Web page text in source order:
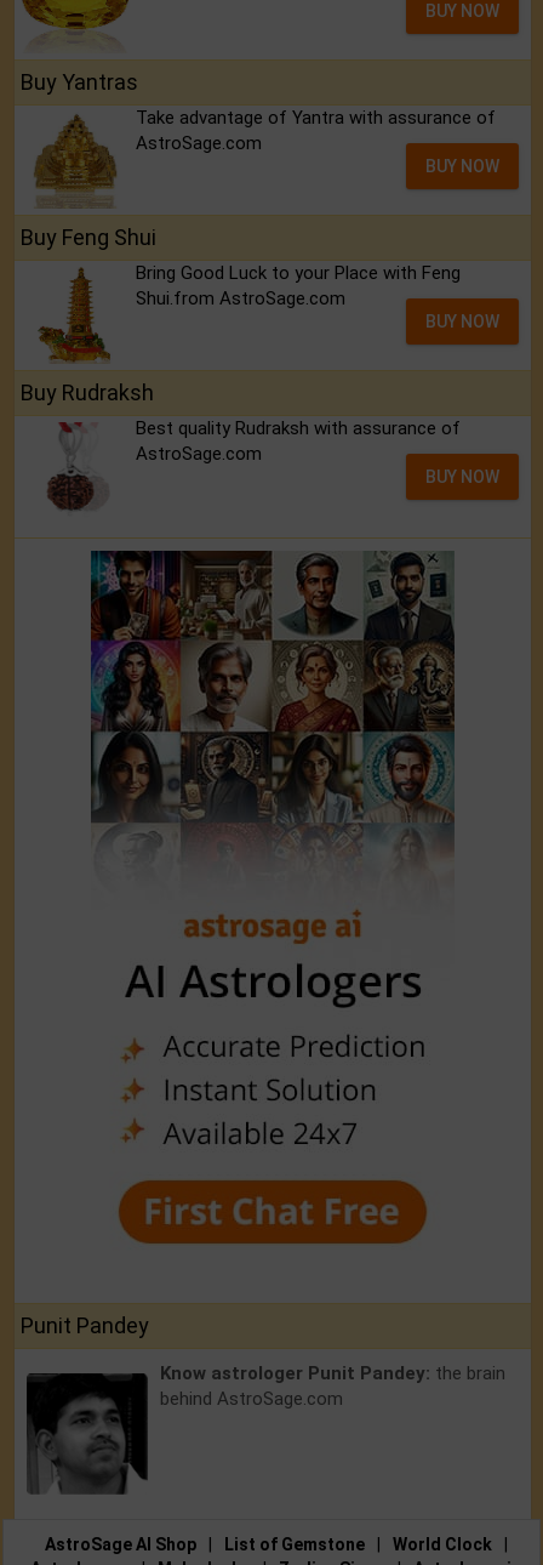
BUY NOW
Buy Yantras
Take advantage of Yantra with assurance of
AstroSage.com
BUY NOW
Buy Feng Shui
Bring Good Luck to your Place with Feng
Shui.from AstroSage.com
BUY NOW
Buy Rudraksh
Best quality Rudraksh with assurance of
AstroSage.com
BUY NOW
Punit Pandey
Know astrologer Punit Pandey: the brain
behind AstroSage.com
AstroSage AI Shop | List of Gemstone | World Clock
|